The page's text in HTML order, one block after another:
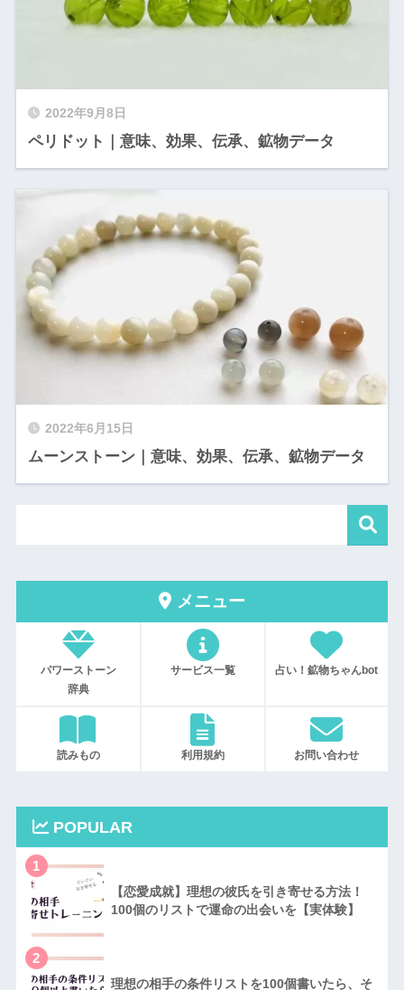
2022年9月8日
ペリドット｜意味、効果、伝承、鉱物データ
2022年6月15日
ムーンストーン｜意味、効果、伝承、鉱物データ
メニュー
パワーストーン
辞典
サービス一覧 占い！鉱物ちゃんbot
読みもの 利用規約 お問い合わせ
POPULAR
1
【恋愛成就】理想の彼氏を引き寄せる方法！
100個のリストで運命の出会いを【実体験】
2
理想の相手の条件リストを100個書いたら、そ